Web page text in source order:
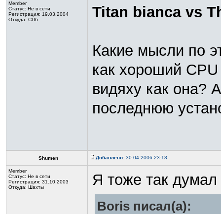
Member
Статус: Не в сети
Регистрация: 19.03.2004
Откуда: СПб
Titan bianca vs
Какие мысли по
как хороший CPU
видяху как она?
последнюю
Shumen Добавлено: 30.04.2006 23:18
Member
Статус: Не в сети
Регистрация: 31.10.2003
Откуда: Шахты
Я тоже так думал
Boris писал(а):